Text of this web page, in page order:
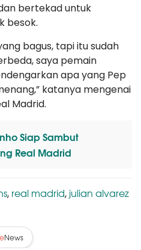
bertekad untuk
besok.
bagus, tapi itu sudah
saya pemain
apa yang Pep
katanya mengenai
Madrid.
Siap Sambut
Real Madrid
, real madrid, julian alvarez
eNews